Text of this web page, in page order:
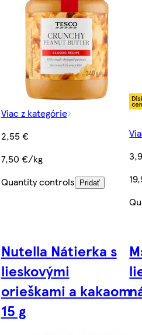
Viac z kategórie
2,55 €
7,50 €/kg
Quantity controls
Pridať
Nutella Nátierka s
lieskovými
orieškami a kakaom
15 g